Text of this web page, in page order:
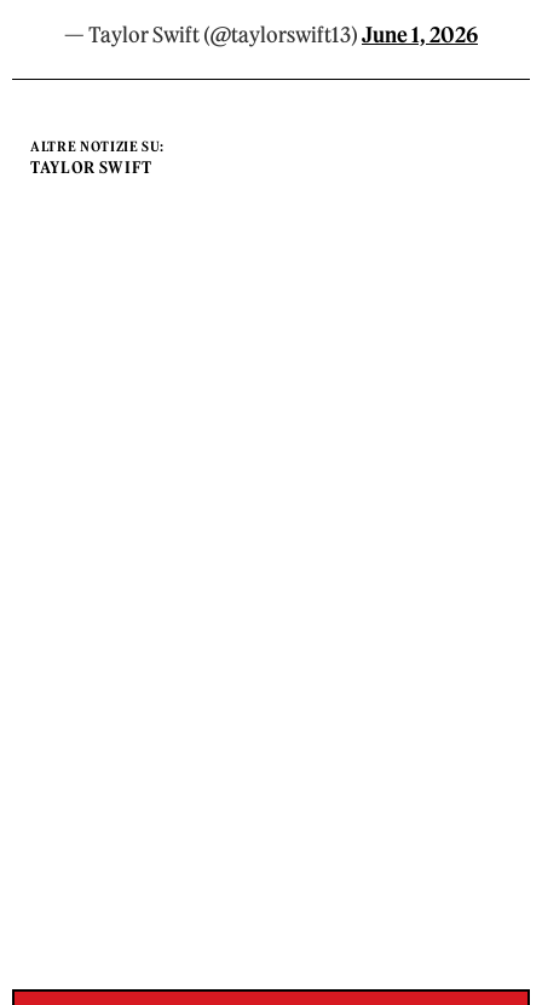
— Taylor Swift (@taylorswift13)June 1, 2026
ALTRE NOTIZIE SU:
TAYLOR SWIFT